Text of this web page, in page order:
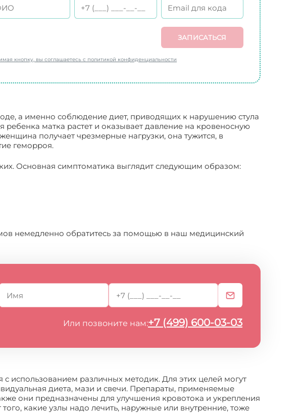
ЗАПИСАТЬСЯ
кнопку, вы соглашаетесь с политикой конфиденциальности
а именно соблюдение диет, приводящих к нарушению стула
матка растет и оказывает давление на кровеносную
получает чрезмерные нагрузки, она тужится, в
геморроя.
Основная симптоматика выглядит следующим образом:
немедленно обратитесь за помощью в наш медицинский
Или позвоните нам:+7 (499) 600-03-03
использованием различных методик. Для этих целей могут
диета, мази и свечи. Препараты, применяемые
они предназначены для улучшения кровотока и укрепления
какие узлы надо лечить, наружные или внутренние, тоже